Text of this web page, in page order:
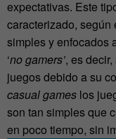
expectativas. Este
caracterizado,
simples y enfocados
‘no gamers’, es
juegos debido a su
casual games los
son tan simples que
en poco tiempo, sin